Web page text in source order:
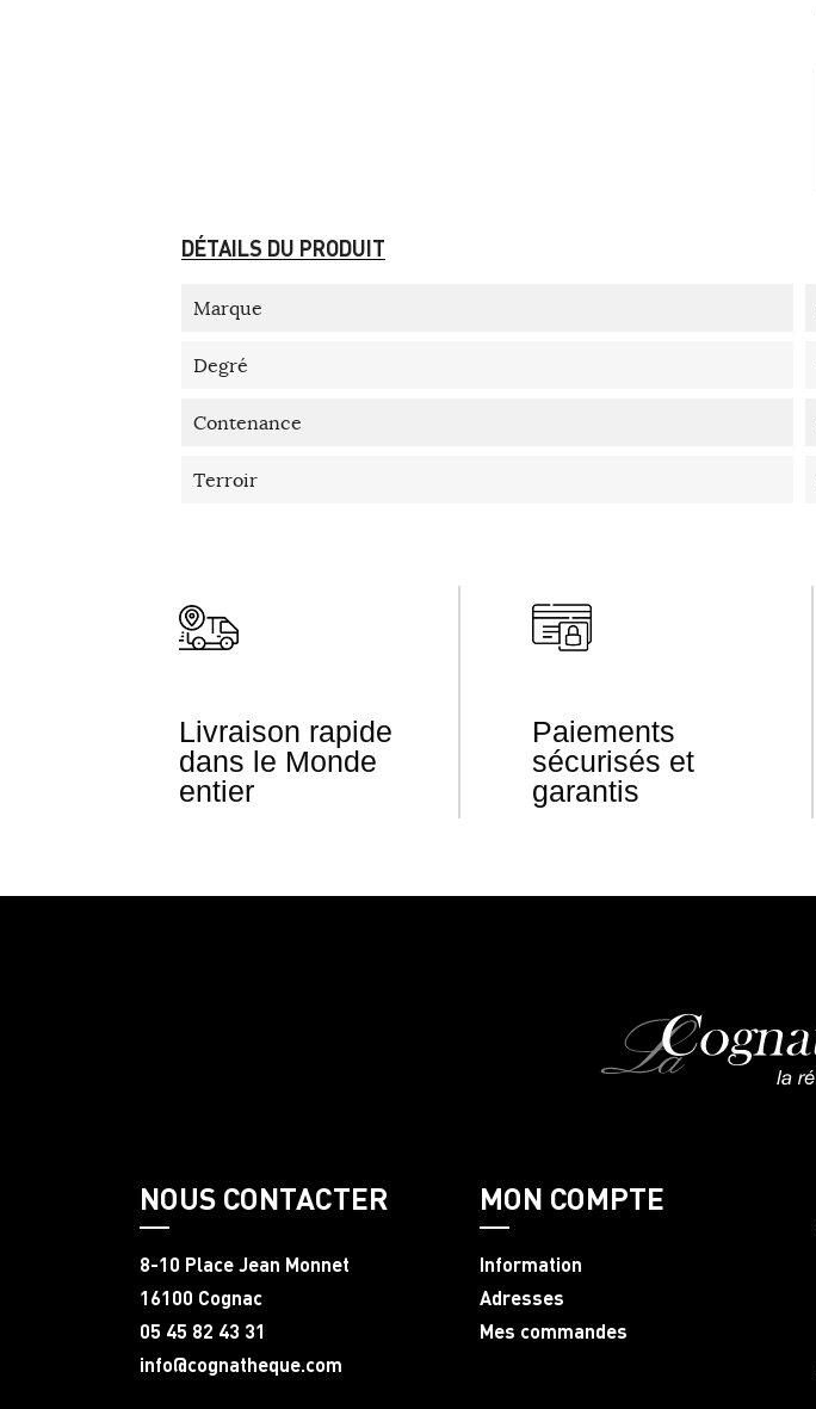
DÉTAILS DU PRODUIT
Marque
Degré
Contenance
Terroir
Livraison rapide
dans le Monde
entier
Paiements
sécurisés et
garantis
NOUS CONTACTER
8-10 Place Jean Monnet
16100 Cognac
05 45 82 43 31
info@cognatheque.com
MON COMPTE
Information
Adresses
Mes commandes